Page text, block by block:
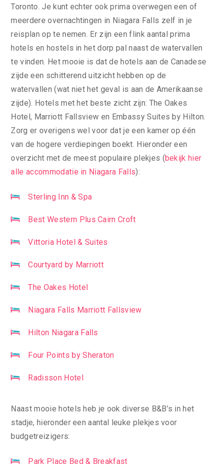
Toronto. Je kunt echter ook prima overwegen een of
meerdere overnachtingen in Niagara Falls zelf in je
reisplan op te nemen. Er zijn een flink aantal prima
hotels en hostels in het dorp pal naast de watervallen
te vinden. Het mooie is dat de hotels aan de Canadese
zijde een schitterend uitzicht hebben op de
watervallen (wat niet het geval is aan de Amerikaanse
zijde). Hotels met het beste zicht zijn: The Oakes
Hotel, Marriott Fallsview en Embassy Suites by Hilton.
Zorg er overigens wel voor dat je een kamer op één
van de hogere verdiepingen boekt. Hieronder een
overzicht met de meest populaire plekjes (bekijk hier
alle accommodatie in Niagara Falls):
Sterling Inn & Spa
Best Western Plus Cairn Croft
Vittoria Hotel & Suites
Courtyard by Marriott
The Oakes Hotel
Niagara Falls Marriott Fallsview
Hilton Niagara Falls
Four Points by Sheraton
Radisson Hotel
Naast mooie hotels heb je ook diverse B&B’s in het
stadje, hieronder een aantal leuke plekjes voor
budgetreizigers:
Park Place Bed & Breakfast